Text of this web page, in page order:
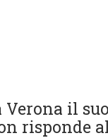
Verona il
risponde